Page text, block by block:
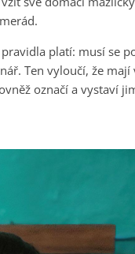
platí: musí se
Ten vyloučí, že
označí a vystaví